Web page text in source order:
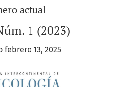
actual
1 (2023)
febrero 13, 2025